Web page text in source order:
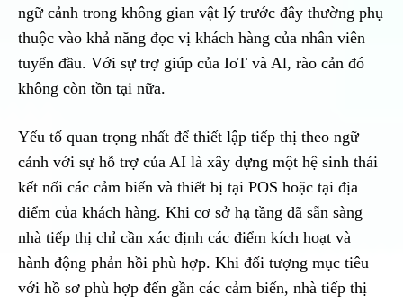
ngữ cảnh trong không gian vật lý trước đây thường phụ
thuộc vào khả năng đọc vị khách hàng của nhân viên
tuyển đầu. Với sự trợ giúp của IoT và Al, rào cản đó
không còn tồn tại nữa.
Yếu tố quan trọng nhất để thiết lập tiếp thị theo ngữ
cảnh với sự hỗ trợ của AI là xây dựng một hệ sinh thái
kết nối các cảm biến và thiết bị tại POS hoặc tại địa
điểm của khách hàng. Khi cơ sở hạ tầng đã sẵn sàng
nhà tiếp thị chỉ cần xác định các điểm kích hoạt và
hành động phản hồi phù hợp. Khi đối tượng mục tiêu
với hồ sơ phù hợp đến gần các cảm biến, nhà tiếp thị